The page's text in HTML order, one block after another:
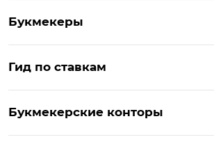
Букмекеры
Обзор Париматч
Гид по ставкам
Ubet на Андроид
Букмекерские конторы